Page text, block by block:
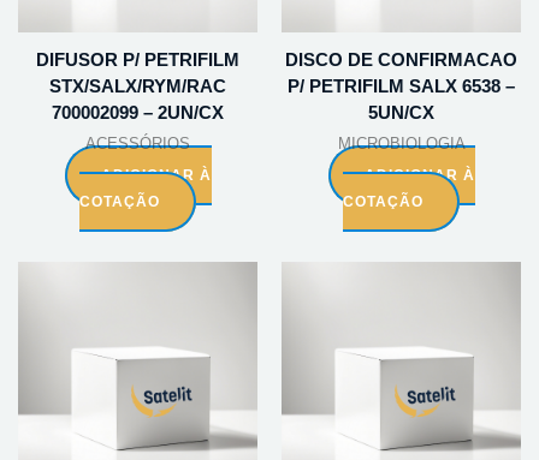
DIFUSOR P/ PETRIFILM
STX/SALX/RYM/RAC
700002099 – 2UN/CX
ACESSÓRIOS
ADICIONAR À
COTAÇÃO
DISCO DE CONFIRMACAO
P/ PETRIFILM SALX 6538 –
5UN/CX
MICROBIOLOGIA
ADICIONAR À
COTAÇÃO